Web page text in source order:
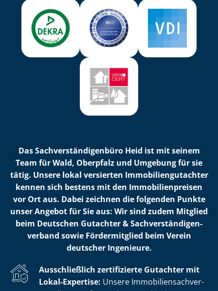
Das Sach­ver­stän­di­gen­bü­ro Heid ist mit seinem
Team für Wald, Oberpfalz und Umgebung für sie
tätig. Unsere lokal versierten Im­mo­bi­li­en­gut­ach­ter
kennen sich bestens mit den Im­mo­bi­li­en­prei­sen
vor Ort aus. Dabei zeichnen die folgenden Punkte
unser Angebot für Sie aus: Wir sind zudem Mitglied
beim Deutschen Gutachter & Sach­ver­stän­di­gen­
ver­band sowie Fördermitglied beim Verein
deutscher Ingenieure.
Ausschließlich zertifizierte Gutachter mit
Lokal-Expertise: Unsere Im­mo­bi­li­en­sach­ver­